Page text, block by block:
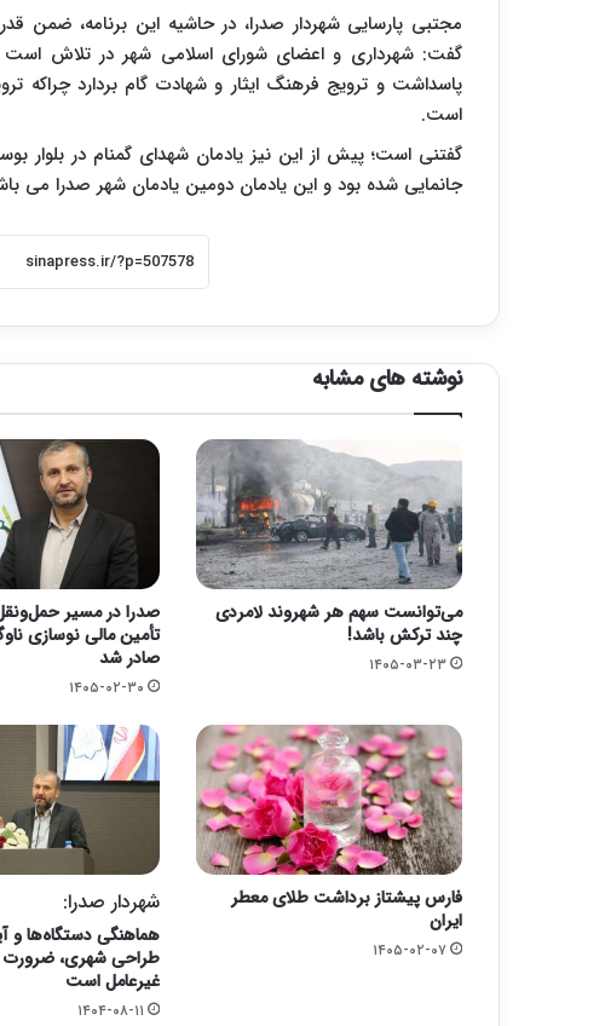
مجتبی پارسایی شهردار صدرا، در حاشیه این برنامه، ضمن
گفت: شهرداری و اعضای شورای اسلامی شهر در تلاش است
پاسداشت و ترویج فرهنگ ایثار و شهادت گام بردارد چراکه
است.
گفتنی است؛ پیش از این نیز یادمان شهدای گمنام در
جانمایی شده بود و این یادمان دومین یادمان شهر صدرا می
نوشته های مشابه
می‌توانست سهم هر شهروند لامردی
چند ترکش باشد!
۱۴۰۵-۰۳-۲۳
صدرا در مسیر
تأمین مالی نوسازی
صادر شد
۱۴۰۵-۰۲-۳۰
فارس پیشتاز برداشت طلای معطر
ایران
۱۴۰۵-۰۲-۰۷
شهردار صدرا:
هماهنگی دستگاه‌ها و
طراحی شهری، ضرورت
غیرعامل است
۱۴۰۴-۰۸-۱۱